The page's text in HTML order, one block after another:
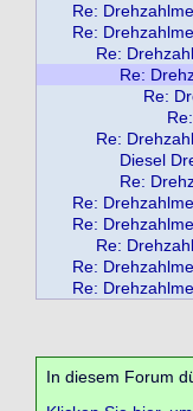
Re:
Re:
Re:
Re:
Re:
Re:
Diesel
Re:
Re:
Re:
Re:
Re:
Re:
In diesem Forum